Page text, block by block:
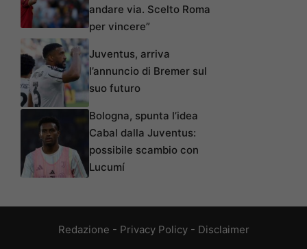
andare via. Scelto Roma
per vincere”
Juventus, arriva
l’annuncio di Bremer sul
suo futuro
Bologna, spunta l’idea
Cabal dalla Juventus:
possibile scambio con
Lucumí
Redazione - Privacy Policy- Disclaimer